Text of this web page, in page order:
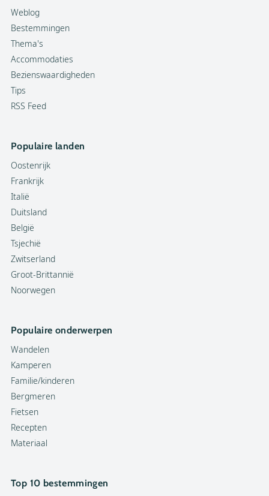
Weblog
Bestemmingen
Thema's
Accommodaties
Bezienswaardigheden
Tips
RSS Feed
Populaire landen
Oostenrijk
Frankrijk
Italië
Duitsland
België
Tsjechië
Zwitserland
Groot-Brittannië
Noorwegen
Populaire onderwerpen
Wandelen
Kamperen
Familie/kinderen
Bergmeren
Fietsen
Recepten
Materiaal
Top 10 bestemmingen